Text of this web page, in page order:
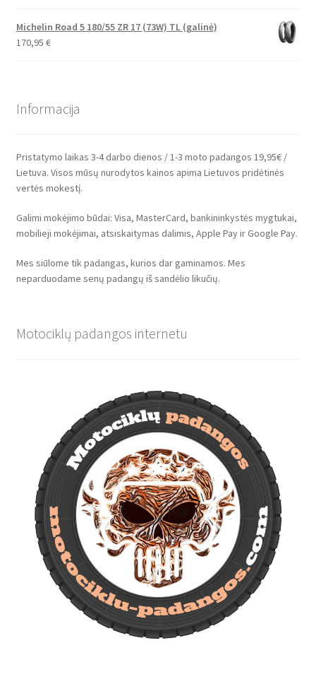
Michelin Road 5 180/55 ZR 17 (73W) TL (galinė)
170,95 €
Informacija
Pristatymo laikas 3-4 darbo dienos / 1-3 moto padangos 19,95€ /
Lietuva. Visos mūsų nurodytos kainos apima Lietuvos pridėtinės
vertės mokestį.
Galimi mokėjimo būdai: Visa, MasterCard, bankininkystės mygtukai,
mobilieji mokėjimai, atsiskaitymas dalimis, Apple Pay ir Google Pay.
Mes siūlome tik padangas, kurios dar gaminamos. Mes
neparduodame senų padangų iš sandėlio likučių.
Motociklų padangos internetu